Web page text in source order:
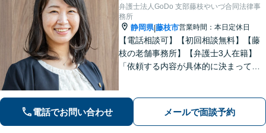
弁護士法人GoDo 支部藤枝やいづ合同法律事
務所
静岡県|藤枝市営業時間：本日定休日
【電話相談可】【初回相談無料】【藤
枝の老舗事務所】【弁護士3人在籍】
「依頼する内容が具体的に決まってい
い。相続遺言、離婚問題、交通事故、
借金問題、債権回収など【夜間休日応
電話でお問い合わせ メールで面談予約